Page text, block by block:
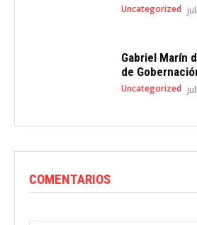
Uncategorized
Gabriel Marín
de
Uncategorized
COMENTARIOS